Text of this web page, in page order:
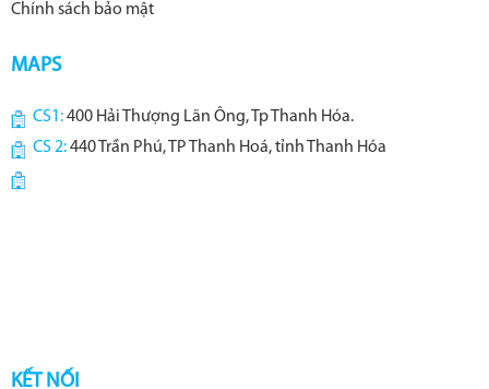
Chính sách bảo mật
MAPS
CS1:400 Hải Thượng Lãn Ông, Tp Thanh Hóa.
CS 2:440 Trần Phú, TP Thanh Hoá, tỉnh Thanh Hóa
KẾT NỐI